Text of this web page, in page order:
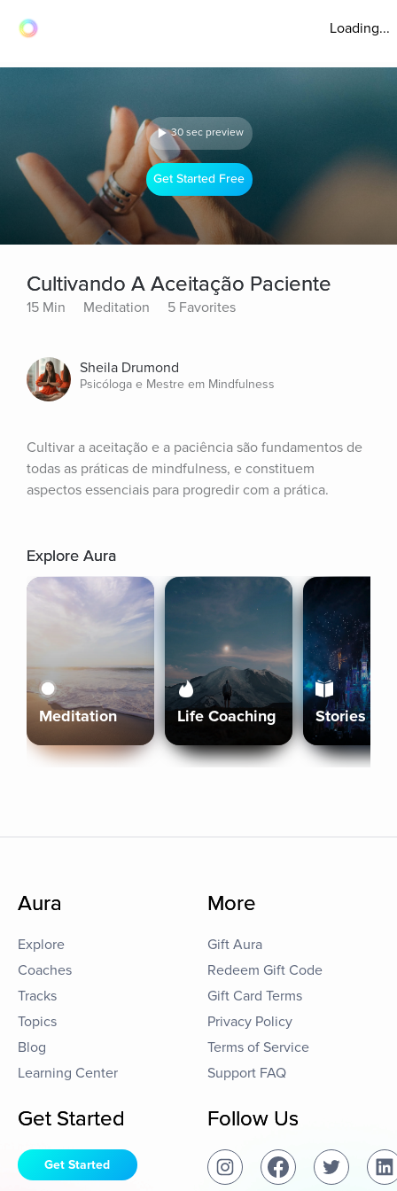
Loading...
30 sec preview
Get Started Free
Cultivando A Aceitação Paciente
15 Min Meditation 5 Favorites
Sheila Drumond
Psicóloga e Mestre em Mindfulness
Cultivar a aceitação e a paciência são fundamentos de
todas as práticas de mindfulness, e constituem
aspectos essenciais para progredir com a prática.
Explore Aura
Meditation Life Coaching Stories
Aura
Explore
Coaches
Tracks
Topics
Blog
Learning Center
More
Gift Aura
Redeem Gift Code
Gift Card Terms
Privacy Policy
Terms of Service
Support FAQ
Get Started
Get Started
Follow Us